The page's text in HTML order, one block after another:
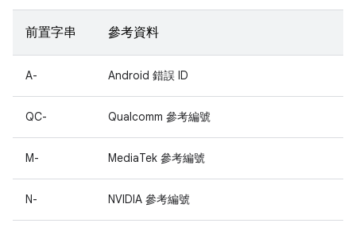
前置字串 參考資料
A- Android 錯誤 ID
QC- Qualcomm 參考編號
M- MediaTek 參考編號
N- NVIDIA 參考編號